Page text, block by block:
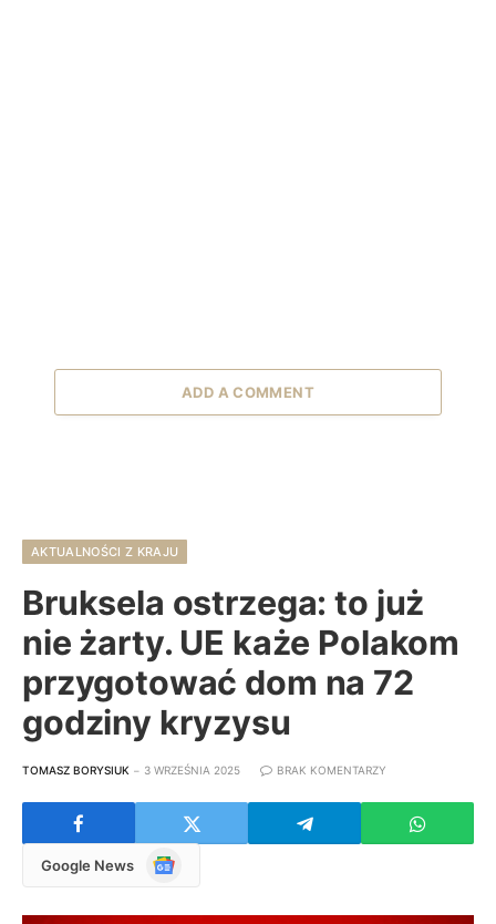
ADD A COMMENT
AKTUALNOŚCI Z KRAJU
Bruksela ostrzega: to już
nie żarty. UE każe Polakom
przygotować dom na 72
godziny kryzysu
TOMASZ BORYSIUK 3 WRZEŚNIA 2025 BRAK KOMENTARZY
Google News
Google